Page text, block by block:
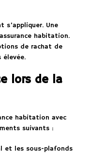
s’appliquer. Une
habitation.
de rachat de
élevée.
lors de la
habitation avec
suivants :
et les sous-plafonds